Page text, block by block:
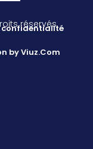
réservés
confidentialité
by Viuz.Com